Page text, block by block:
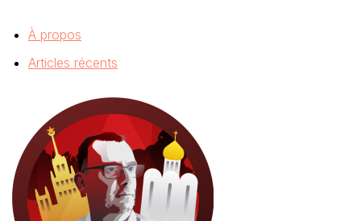
À propos
Articles récents